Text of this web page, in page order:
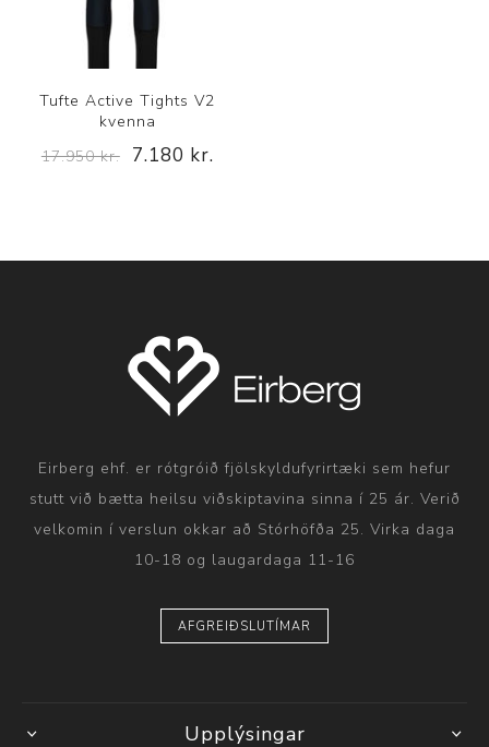
Tufte Active Tights V2
kvenna
17.950 kr.
7.180 kr.
Eirberg ehf. er rótgróið fjölskyldufyrirtæki sem hefur
stutt við bætta heilsu viðskiptavina sinna í 25 ár. Verið
velkomin í verslun okkar að Stórhöfða 25. Virka daga
10-18 og laugardaga 11-16
AFGREIÐSLUTÍMAR
Upplýsingar